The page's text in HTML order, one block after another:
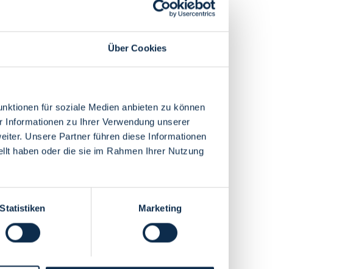
Über Cookies
für soziale Medien anbieten zu können
zu Ihrer Verwendung unserer
Unsere Partner führen diese Informationen
haben oder die sie im Rahmen Ihrer Nutzung
Statistiken Marketing